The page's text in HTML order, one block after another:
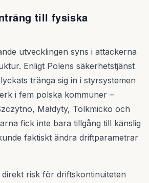
till fysiska
utvecklingen syns i attackerna
Enligt Polens säkerhetstjänst
tränga sig in i styrsystemen
i fem polska kommuner –
Małdyty, Tolkmicko och
fick inte bara tillgång till känslig
faktiskt ändra driftparametrar
risk för driftskontinuiteten